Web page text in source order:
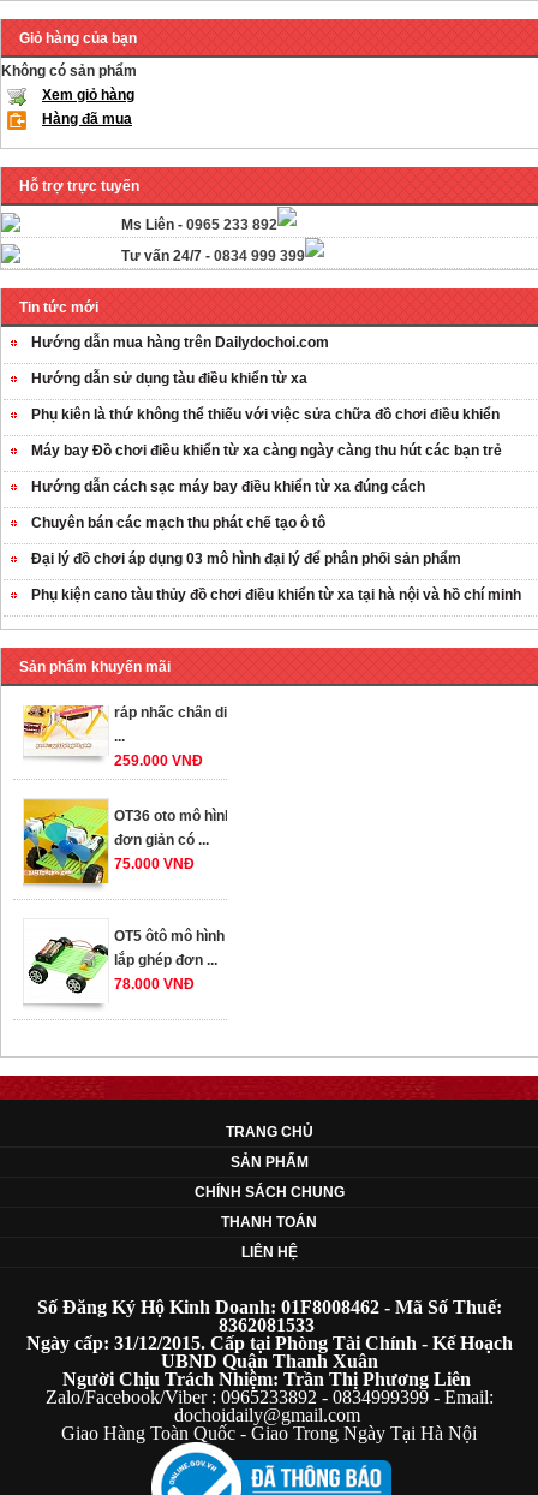
Giỏ hàng của bạn
Không có sản phẩm
Xem giỏ hàng
Hàng đã mua
Hỗ trợ trực tuyến
Ms Liên - 0965 233 892
Tư vấn 24/7 - 0834 999 399
Tin tức mới
Hướng dẫn mua hàng trên Dailydochoi.com
Hướng dẫn sử dụng tàu điều khiển từ xa
Phụ kiên là thứ không thể thiếu với việc sửa chữa đồ chơi điều khiển
Máy bay Đồ chơi điều khiển từ xa càng ngày càng thu hút các bạn trẻ
Hướng dẫn cách sạc máy bay điều khiển từ xa đúng cách
Chuyên bán các mạch thu phát chế tạo ô tô
Đại lý đồ chơi áp dụng 03 mô hình đại lý để phân phối sản phẩm
Phụ kiện cano tàu thủy đồ chơi điều khiển từ xa tại hà nội và hồ chí minh
Sản phẩm khuyến mãi
OT35 robot lắp
ráp nhấc chân di
259.000 VNĐ
OT36 oto mô hình
đơn giản có ...
75.000 VNĐ
OT5 ôtô mô hình
lắp ghép đơn ...
78.000 VNĐ
đơn giản cho ...
352.000 VNĐ
OT35 robot lắp
ráp nhấc chân di
OT36 oto mô hình
đơn giản có ...
75.000 VNĐ
OT5 ôtô mô hình
lắp ghép đơn ...
78.000 VNĐ
TRANG CHỦ
SẢN PHẨM
CHÍNH SÁCH CHUNG
THANH TOÁN
LIÊN HỆ
Số Đăng Ký Hộ Kinh Doanh: 01F8008462 - Mã Số Thuế:
8362081533
Ngày cấp: 31/12/2015. Cấp tại Phòng Tài Chính - Kế Hoạch
UBND Quận Thanh Xuân
Người Chịu Trách Nhiệm: Trần Thị Phương Liên
Zalo/Facebook/Viber : 0965233892 - 0834999399 - Email:
dochoidaily@gmail.com
Giao Hàng Toàn Quốc - Giao Trong Ngày Tại Hà Nội